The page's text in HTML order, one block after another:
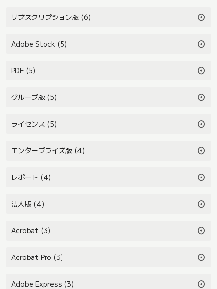
サブスクリプション版 (6) arrow_circle_right
Adobe Stock (5) arrow_circle_right
PDF (5) arrow_circle_right
グループ版 (5) arrow_circle_right
ライセンス (5) arrow_circle_right
エンタープライズ版 (4) arrow_circle_right
レポート (4) arrow_circle_right
法人版 (4) arrow_circle_right
Acrobat (3) arrow_circle_right
Acrobat Pro (3) arrow_circle_right
Adobe Express (3) arrow_circle_right